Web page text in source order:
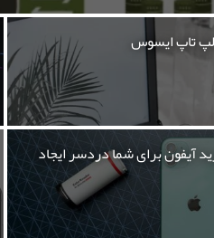
تاپ ایسوس
آیفون برای شما دردسر ایجاد